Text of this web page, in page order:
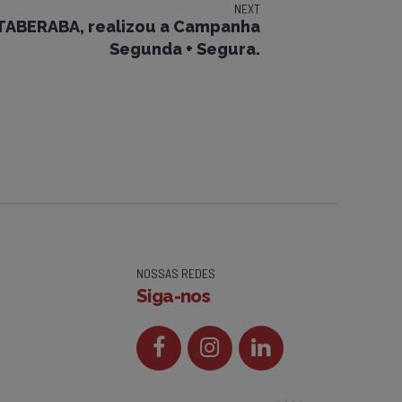
NEXT
realizou a Campanha
Segunda + Segura.
NOSSAS REDES
Siga-nos